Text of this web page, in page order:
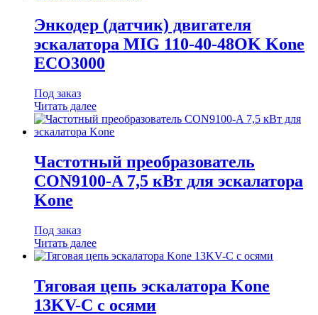
Энкодер (датчик) двигателя
эскалатора MIG 110-40-48OK Kone
ECO3000
Под заказ
Читать далее
Частотный преобразователь
CON9100-A 7,5 кВт для эскалатора
Kone
Под заказ
Читать далее
Тяговая цепь эскалатора Kone
13KV-C с осями